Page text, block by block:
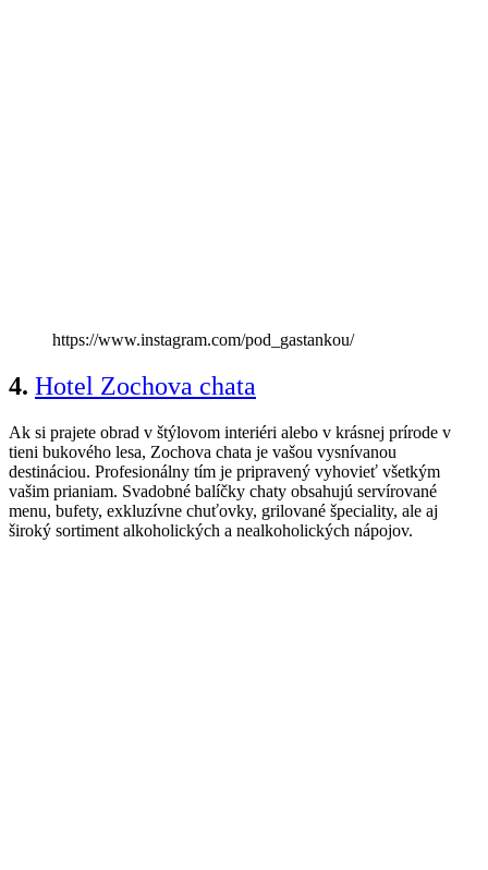
https://www.instagram.com/pod_gastankou/
4. Hotel Zochova chata
Ak si prajete obrad v štýlovom interiéri alebo v krásnej prírode v
tieni bukového lesa, Zochova chata je vašou vysnívanou
destináciou. Profesionálny tím je pripravený vyhovieť všetkým
vašim prianiam. Svadobné balíčky chaty obsahujú servírované
menu, bufety, exkluzívne chuťovky, grilované špeciality, ale aj
široký sortiment alkoholických a nealkoholických nápojov.